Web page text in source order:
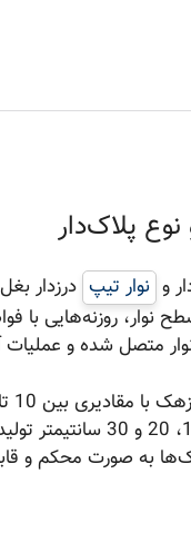
پلاک‌دار
و نوار تیپ درزدار
نوار، روزنه‌هایی
متصل شده و عملیات
نیازهای کشاورزان،
به صورت محکم و قابل